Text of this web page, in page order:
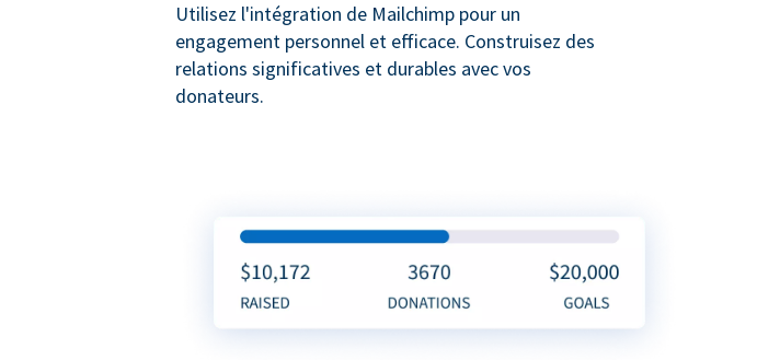
Utilisez l'intégration de Mailchimp pour un
engagement personnel et efficace. Construisez des
relations significatives et durables avec vos
donateurs.